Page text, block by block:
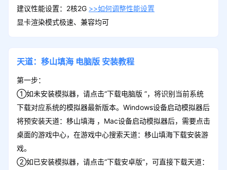
建议性能设置：2核2G >>如何调整性能设置
显卡渲染模式极速、兼容均可
天道：移山填海 电脑版 安装教程
第一步：
①如未安装模拟器，请点击“下载电脑版 ”，将识别当前系统
下载对应系统的模拟器最新版本。Windows设备启动模拟器后
将预安装天道：移山填海 ，Mac设备启动模拟器后，需要点击
桌面的游戏中心，在游戏中心搜索天道：移山填海下载安装游
戏。
②如已安装模拟器，请点击“下载安卓版”，可直接下载天道：